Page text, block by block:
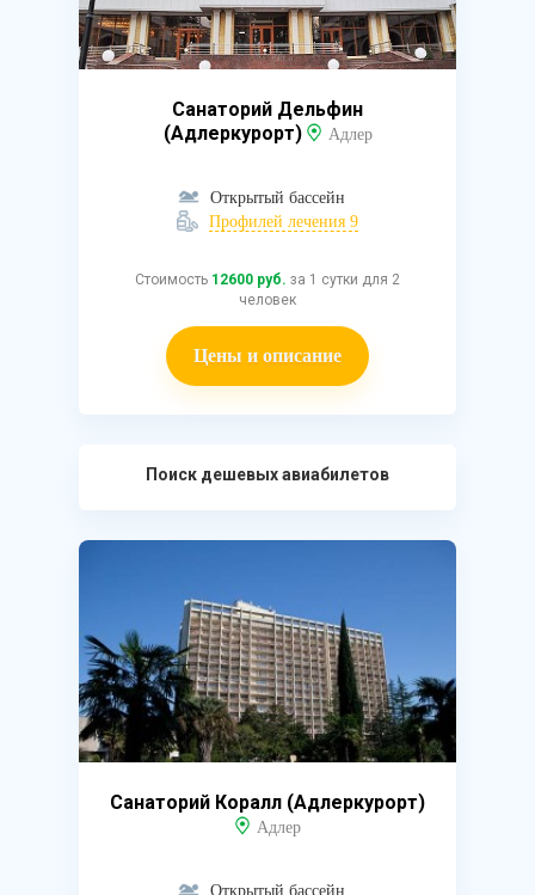
Санаторий Дельфин
(Адлеркурорт)
Адлер
Открытый бассейн
Профилей лечения 9
Стоимость 12600 руб. за 1 сутки для 2
человек
Цены и описание
Поиск дешевых авиабилетов
Санаторий Коралл (Адлеркурорт)
Адлер
Открытый бассейн